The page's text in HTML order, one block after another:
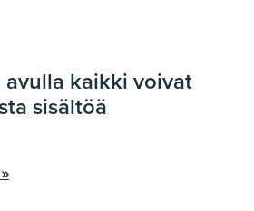
avulla kaikki voivat
sisältöä